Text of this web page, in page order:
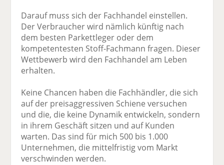
Darauf muss sich der Fachhandel einstellen.
Der Verbraucher wird nämlich künftig nach
dem besten Parkettleger oder dem
kompetentesten Stoff-Fachmann fragen. Dieser
Wettbewerb wird den Fachhandel am Leben
erhalten.
Keine Chancen haben die Fachhändler, die sich
auf der preisaggressiven Schiene versuchen
und die, die keine Dynamik entwickeln, sondern
in ihrem Geschäft sitzen und auf Kunden
warten. Das sind für mich 500 bis 1.000
Unternehmen, die mittelfristig vom Markt
verschwinden werden.